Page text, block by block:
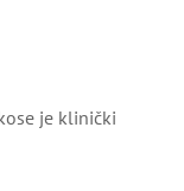
je klinički